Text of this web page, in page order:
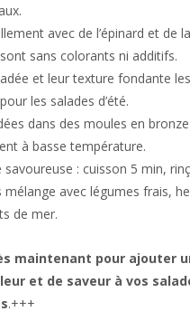
avec de l’épinard et de la
sans colorants ni additifs.
et leur texture fondante les
les salades d’été.
dans des moules en
à basse température.
savoureuse : cuisson 5 min,
mélange avec légumes frais,
de mer.
maintenant pour ajouter
et de saveur à vos
.+++